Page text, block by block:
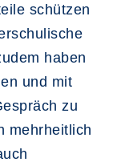
schützen
haben
und mit
zu
mehrheitlich